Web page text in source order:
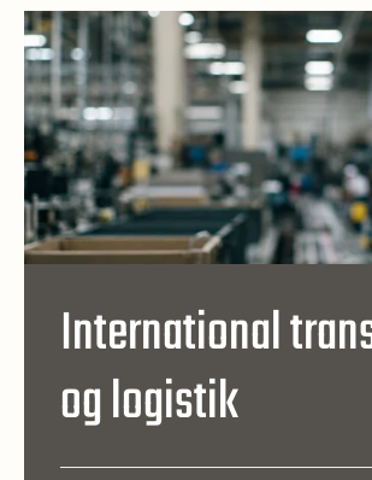
International
og logistik